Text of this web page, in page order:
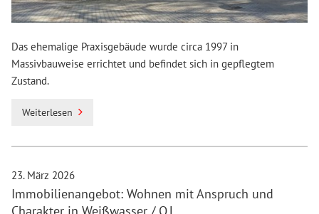
Das ehemalige Praxisgebäude wurde circa 1997 in
Massivbauweise errichtet und befindet sich in gepflegtem
Zustand.
Weiterlesen
23. März 2026
Immobilienangebot: Wohnen mit Anspruch und
Charakter in Weißwasser / O.L.